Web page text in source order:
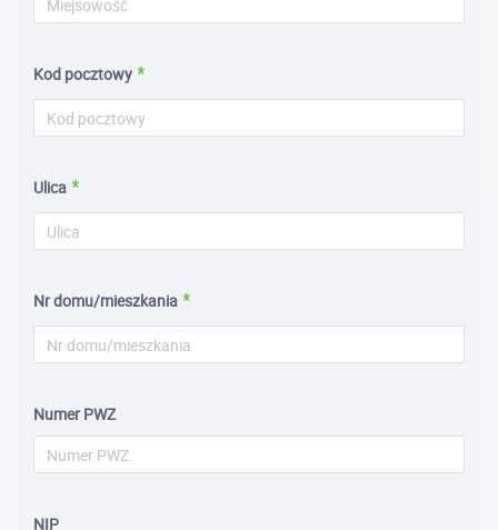
Kod pocztowy
Ulica
Nr domu/mieszkania
Numer PWZ
NIP